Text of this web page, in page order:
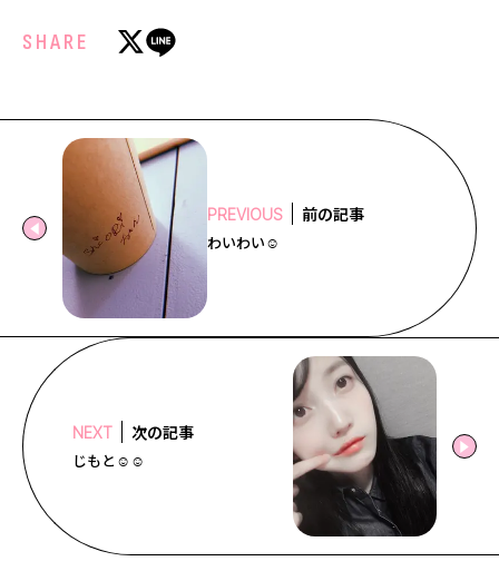
SHARE
PREVIOUS 前の記事
わいわい☺️︎
NEXT 次の記事
じもと☺️︎☺️︎